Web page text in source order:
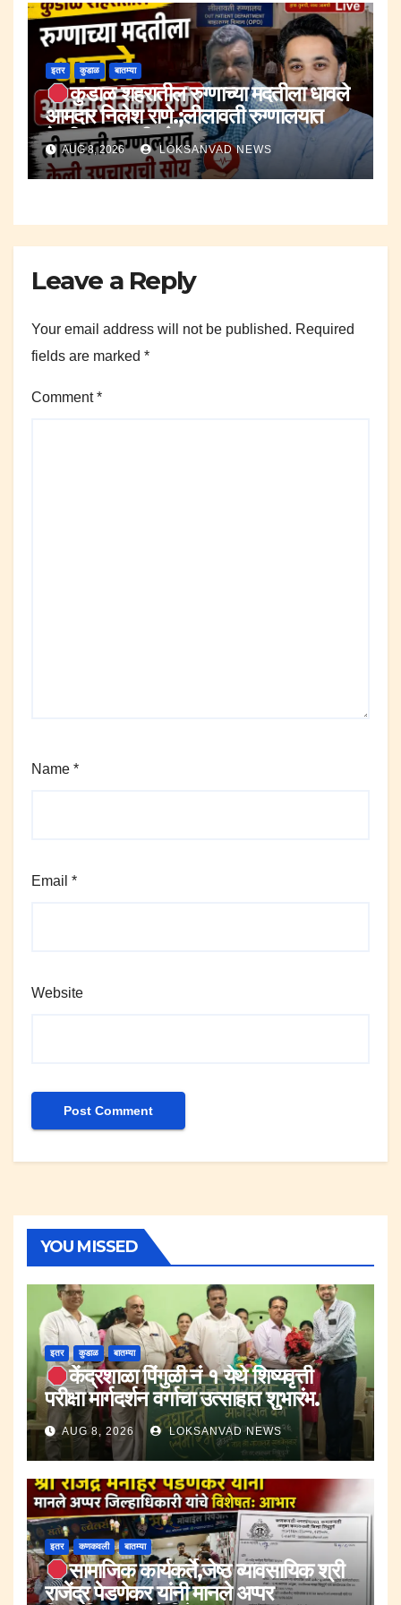
इतर कुडाळ बातम्या
कुडाळ शहरातील रुग्णाच्या मदतीला धावले
आमदार निलेश राणे.;लीलावती रुग्णालयात
केली उपचाराची सोय.
AUG 8, 2026 LOKSANVAD NEWS
Leave a Reply
Your email address will not be published. Required
fields are marked *
Comment*
Name *
Email *
Website
YOU MISSED
इतर कुडाळ बातम्या
केंद्रशाळा पिंगुळी नं १ येथे शिष्यवृत्ती
परीक्षा मार्गदर्शन वर्गाचा उत्साहात शुभारंभ.
AUG 8, 2026 LOKSANVAD NEWS
इतर कणकवली बातम्या
सामाजिक कार्यकर्ते,जेष्ठ व्यावसायिक श्री
राजेंद्र पेडणेकर यांनी मानले अप्पर